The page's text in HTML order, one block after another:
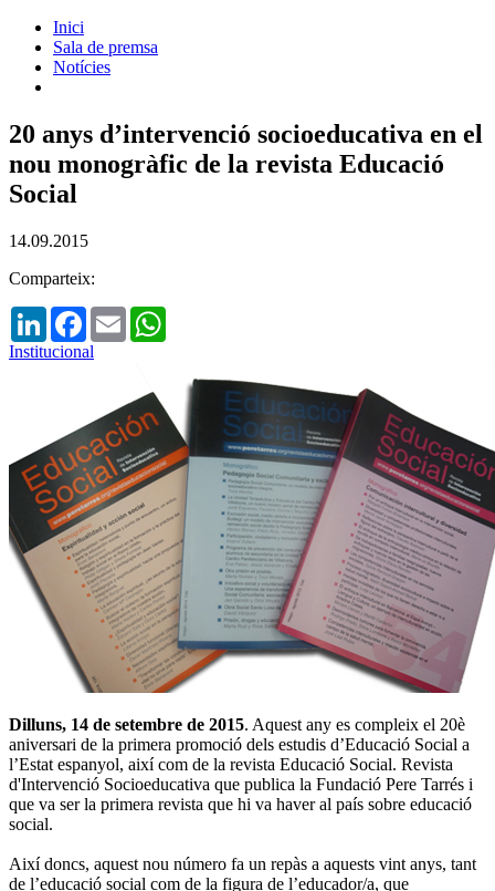
Inici
Sala de premsa
Notícies
20 anys d’intervenció socioeducativa en el
nou monogràfic de la revista Educació
Social
14.09.2015
Comparteix:
LinkedInFacebook
Email
Institucional
Dilluns, 14 de setembre de 2015. Aquest any es compleix el 20è
aniversari de la primera promoció dels estudis d’Educació Social a
l’Estat espanyol, així com de la revista Educació Social. Revista
d'Intervenció Socioeducativa que publica la Fundació Pere Tarrés i
que va ser la primera revista que hi va haver al país sobre educació
social.
Així doncs, aquest nou número fa un repàs a aquests vint anys, tant
de l’educació social com de la figura de l’educador/a, que